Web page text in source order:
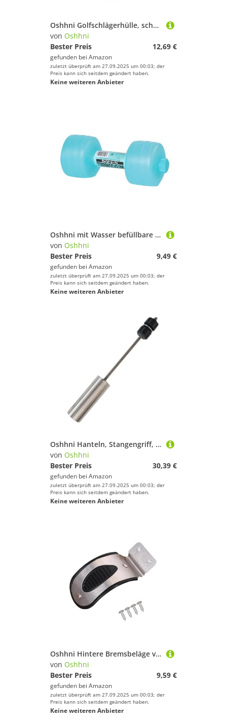
Oshhni Golfschlägerhülle, schützt Golfer, Geschenk für Frauen, leicht, tragbar, Trainingszubehör, Kratzfest, Zubehör, Plüsch, PU, Länge 11 cm
von Oshhni
Bester Preis
12,69 €
gefunden bei Amazon
zuletzt überprüft am 27.09.2025 um 00:03; der
Preis kann sich seitdem geändert haben.
Keine weiteren Anbieter
Oshhni mit Wasser befüllbare Hantel, einstellbares Gewicht, 1 kg, maximale Belastung, bequemer Griff, Fitnessgerät, Blau
von Oshhni
Bester Preis
9,49 €
gefunden bei Amazon
zuletzt überprüft am 27.09.2025 um 00:03; der
Preis kann sich seitdem geändert haben.
Keine weiteren Anbieter
Oshhni Hanteln, Stangengriff, Unterarmtraining, rutschfest, für Heim-Fitnessstudio, Krafttraining, Dicker Griff, Langhantelgriff,
von Oshhni
Bester Preis
30,39 €
gefunden bei Amazon
zuletzt überprüft am 27.09.2025 um 00:03; der
Preis kann sich seitdem geändert haben.
Keine weiteren Anbieter
Oshhni Hintere Bremsbeläge von Scooter-Zubehörteilen für Kinder-Scooter-Ersatz, schwarz 5.5cm
von Oshhni
Bester Preis
9,59 €
gefunden bei Amazon
zuletzt überprüft am 27.09.2025 um 00:03; der
Preis kann sich seitdem geändert haben.
Keine weiteren Anbieter